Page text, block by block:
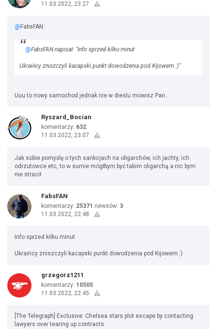
11.03.2022, 23:27
@ FabsFAN:
@FabsFAN napisał: "Info sprzed kilku minut
Ukraińcy zniszczyli kacapski punkt dowodzenia pod Kijowem :)"
Uuu to nowy samochod jednak nie w dieslu mowisz Pan...
Ryszard_Bocian
komentarzy: 632
11.03.2022, 23:07
Jak sobie pomyślę o tych sankcjach na oligarchów, ich jachty, ich
odrzutowce etc, to w sumie mógłbym być takim oligarchą a nic bym
nie stracił
FabsFAN
komentarzy: 25371 newsów: 3
11.03.2022, 22:48
Info sprzed kilku minut
Ukraińcy zniszczyli kacapski punkt dowodzenia pod Kijowem :)
grzegorz1211
komentarzy: 10505
11.03.2022, 22:45
[The Telegraph] Exclusive: Chelsea stars plot escape by contacting
lawyers over tearing up contracts